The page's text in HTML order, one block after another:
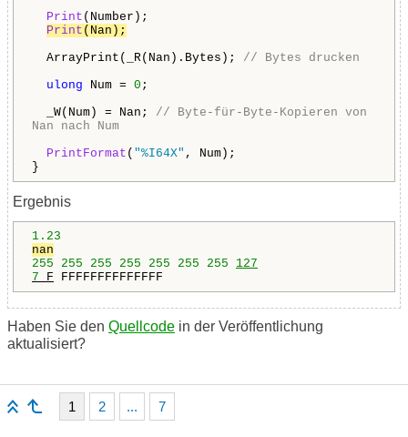
Print (Number);
Print (Nan);
ArrayPrint(_R(Nan).Bytes); // Bytes drucken
ulong Num = 0 ;
_W(Num) = Nan; // Byte-für-Byte-Kopieren von
Nan nach Num
PrintFormat ( "%I64X" , Num);
}
Ergebnis
1.23
nan
255
255 255 255 255 255 255
127
7 F FFFFFFFFFFFFFF
Haben Sie den Quellcode in der Veröffentlichung
aktualisiert?
1 2 ... 7